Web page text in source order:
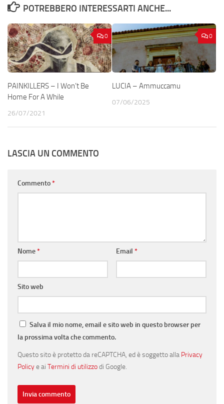
POTREBBERO INTERESSARTI ANCHE...
0
PAINKILLERS – I Won’t Be
Home For A While
26/07/2021
0
LUCIA – Ammuccamu
07/06/2025
LASCIA UN COMMENTO
Commento*
Nome* Email *
Sito web
Salva il mio nome, email e sito web in questo browser per
la prossima volta che commento.
Questo sito è protetto da reCAPTCHA, ed è soggetto alla Privacy
Policye ai Termini di utilizzodi Google.